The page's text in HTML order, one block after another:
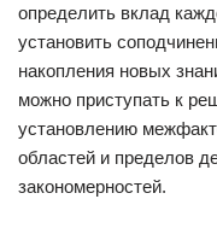
определить вклад
установить
накопления новых
можно приступать к
установлению
областей и пределов
закономерностей.